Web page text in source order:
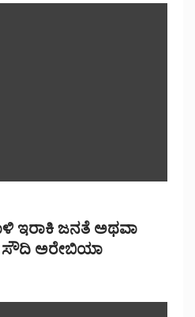
ಇರಾಕಿ ಜನತೆ ಅಥವಾ
ಸೌದಿ ಅರೇಬಿಯಾ